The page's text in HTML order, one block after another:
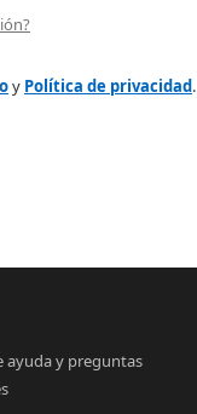
y Política de privacidad.
ayuda y preguntas